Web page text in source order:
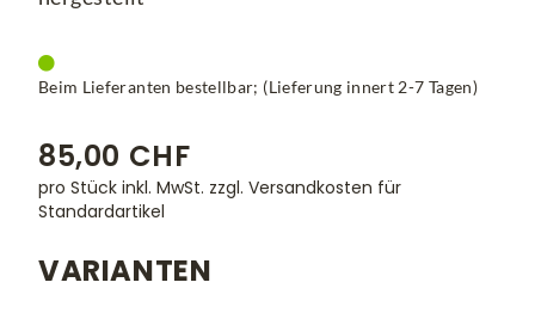
Beim Lieferanten bestellbar; (Lieferung innert 2-7 Tagen)
85,00 CHF
pro Stück inkl. MwSt. zzgl. Versandkosten für
Standardartikel
VARIANTEN